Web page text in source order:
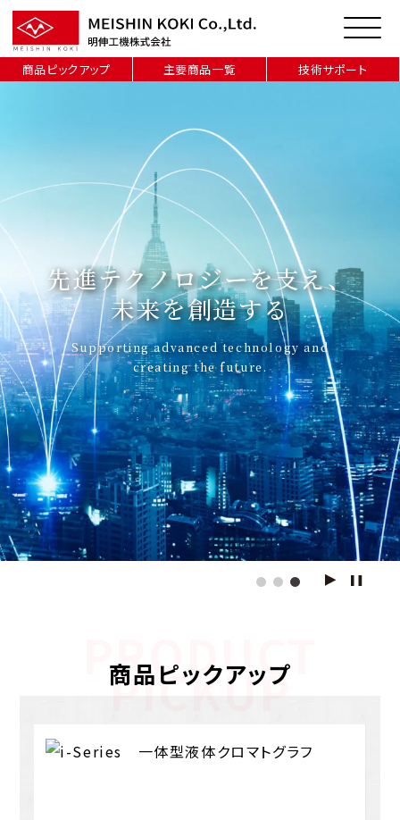
商品ピックアップ 主要商品一覧 技術サポート
先進テクノロジーを支え、
未来を創造する
Supporting advanced technology and
creating the future.
PRODUCT
PICKUP
商品ピックアップ